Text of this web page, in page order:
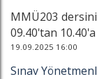
MMÜ203
09.40'tan 10.40'a
19.09.2025 16:00
Sınav